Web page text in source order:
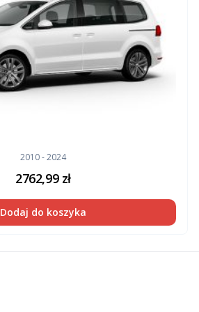
2010 - 2024
2762,99 zł
Dodaj do koszyka